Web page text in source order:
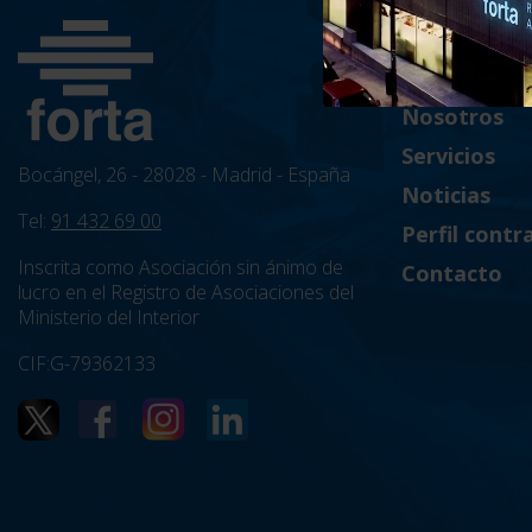
Bocángel, 26 - 28028 - Madrid - España
Tel: 91 432 69 00
Inscrita como Asociación sin ánimo de
lucro en el Registro de Asociaciones del
Ministerio del Interior
CIF:G-79362133
Inicio
Nosotros
Servicios
Noticias
Perfil
Contacto